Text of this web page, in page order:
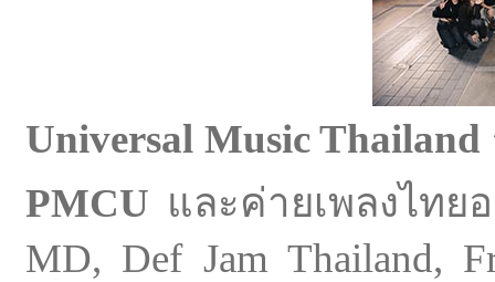
Universal Music Thailand
PMCU และค่ายเพลงไทย
MD, Def Jam Thailand,